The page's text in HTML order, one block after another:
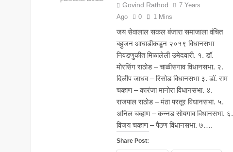
Govind Rathod
7 Years
Ago
0 1 Mins
जय सेवालाल सकल बंजारा समाजाला वंचित
बहुजन आघाडीकडून २०१९ विधानसभा
निवडणुकीत मिळालेली उमेदवारी. १. डॉ.
मोरसिंग राठोड – चाळीसगाव विधानसभा. २.
दिलीप जाधव – रिसोड विधानसभा ३. डॉ. राम
चव्हाण – कारंजा मानोरा विधानसभा. ४.
राजपाल राठोड – मंठा परतूर विधानसभा. ५.
अनिल चव्हाण – कन्नड सोयगाव विधानसभा. ६.
विजय चव्हाण – पैठण विधानसभा. ७….
Share Post: